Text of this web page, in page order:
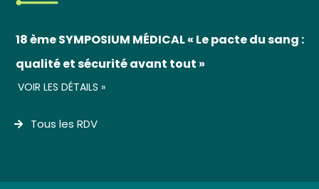
18 ème SYMPOSIUM MÉDICAL « Le pacte du sang :
qualité et sécurité avant tout »
VOIR LES DÉTAILS »
Tous les RDV